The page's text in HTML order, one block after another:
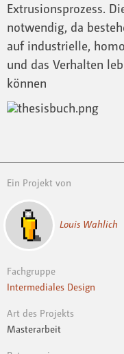
Extrusionsprozess.
notwendig, da
auf industrielle,
und das Verhalten
können
Ein Projekt von
Louis Wahlich
Fachgruppe
Intermediales Design
Art des Projekts
Masterarbeit